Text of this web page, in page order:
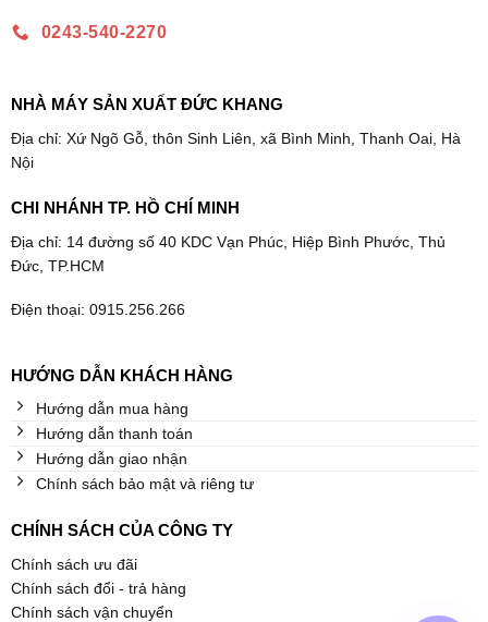
0243-540-2270
NHÀ MÁY SẢN XUẤT ĐỨC KHANG
Địa chỉ: Xứ Ngõ Gỗ, thôn Sinh Liên, xã Bình Minh, Thanh Oai, Hà
Nội
CHI NHÁNH TP. HỒ CHÍ MINH
Địa chỉ: 14 đường số 40 KDC Vạn Phúc, Hiệp Bình Phước, Thủ
Đức, TP.HCM
Điện thoại: 0915.256.266
HƯỚNG DẪN KHÁCH HÀNG
Hướng dẫn mua hàng
Hướng dẫn thanh toán
Hướng dẫn giao nhận
Chính sách bảo mật và riêng tư
CHÍNH SÁCH CỦA CÔNG TY
Chính sách ưu đãi
Chính sách đổi - trả hàng
Chính sách vận chuyển